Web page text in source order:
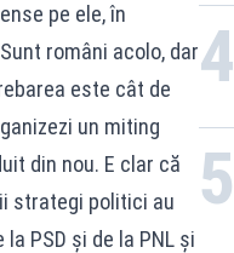
pe ele, în
români acolo, dar
este cât de
un miting
din nou. E clar că
strategi politici au
PSD și de la PNL și
4
5